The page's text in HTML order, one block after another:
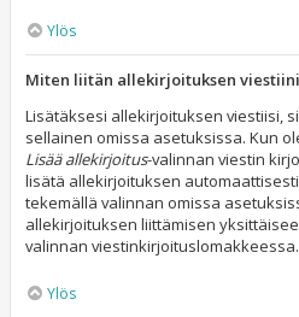
Ylös
Miten liitän allekirjoituksen
Lisätäksesi allekirjoituksen viestiisi,
sellainen omissa asetuksissa. Kun
Lisää allekirjoitus-valinnan viestin
lisätä allekirjoituksen
tekemällä valinnan omissa
allekirjoituksen liittämisen
valinnan viestinkirjoituslomakkeessa.
Ylös